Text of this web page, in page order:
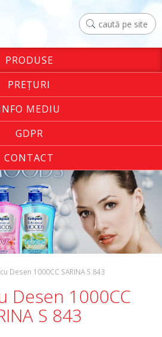
PRODUSE
PREŢURI
MEDIU
GDPR
CONTACT
Desen 1000CC SARINA S 843
Desen 1000CC
S 843